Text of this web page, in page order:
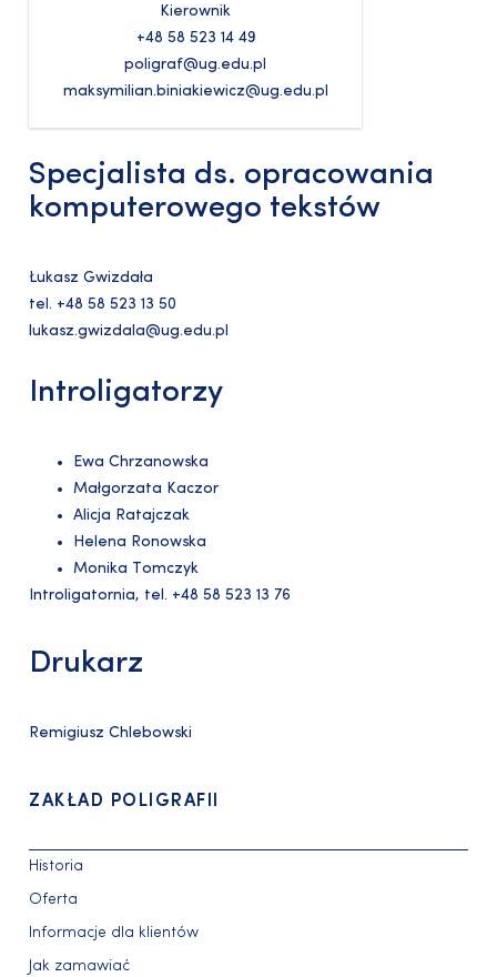
ZAKŁAD POLIGRAFII
Historia
Oferta
Informacje dla klientów
Jak zamawiać
Kierownik
+48 58 523 14 49
poligraf@ug.edu.pl
maksymilian.biniakiewicz@ug.edu.pl
Specjalista ds. opracowania
komputerowego tekstów
Łukasz Gwizdała
tel. +48 58 523 13 50
lukasz.gwizdala@ug.edu.pl
Introligatorzy
Ewa Chrzanowska
Małgorzata Kaczor
Alicja Ratajczak
Helena Ronowska
Monika Tomczyk
Introligatornia, tel. +48 58 523 13 76
Drukarz
Remigiusz Chlebowski